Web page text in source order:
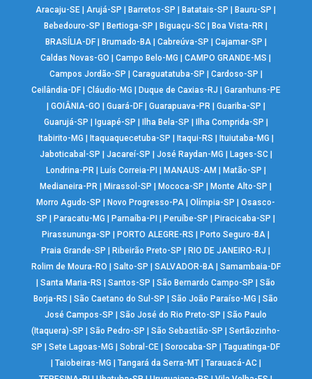
Aracaju-SE |Arujá-SP Barretos-SP Batatais-SP Bauru-SP
Bebedouro-SP
Bertioga-SP Biguaçu-SC Boa Vista-RR
BRASÍLIA-DF| Brumado-BA| Cabreúva-SP Cajamar-SP
Caldas Novas-GO
|Campo Belo-MG |CAMPO GRANDE-MS
Campos Jordão-SP
Caraguatatuba-SP Cardoso-SP
Ceilândia-DF| Cláudio-MG Duque de Caxias-RJ
Garanhuns-PE
GOIÂNIA-GO Guará-DF| Guarapuava-PR| Guariba-SP
Guarujá-SP
Iguapé-SP Ilha Bela-SP Ilha Comprida-SP
Itabirito-MG
Itaquaquecetuba-SP Itaqui-RS Ituiutaba-MG
Jaboticabal-SP
Jacareí-SP José Raydan-MG Lages-SC|
Londrina-PR| Luís Correia-PI MANAUS-AM Matão-SP
Medianeira-PR
Mirassol-SP Mococa-SP Monte Alto-SP
Morro Agudo-SP
Novo Progresso-PA |Olímpia-SP |Osasco-
SP
Paracatu-MG Parnaíba-PI Peruíbe-SP Piracicaba-SP
Pirassununga-SP
PORTO ALEGRE-RS Porto Seguro-BA
Praia Grande-SP
Ribeirão Preto-SP RIO DE JANEIRO-RJ
Rolim de Moura-RO
Salto-SP SALVADOR-BA| Samambaia-DF
|Santa Maria-RS |Santos-SP |São Bernardo Campo-SP |São
Borja-RS
|São Caetano do Sul-SP |São João Paraíso-MG |São
José Campos-SP
|São José do Rio Preto-SP |São Paulo
(Itaquera)-SP
|São Pedro-SP |São Sebastião-SP |Sertãozinho-
SP
|Sete Lagoas-MG |Sobral-CE |Sorocaba-SP |Taguatinga-DF
Taiobeiras-MG Tangará da Serra-MT| Tarauacá-AC|